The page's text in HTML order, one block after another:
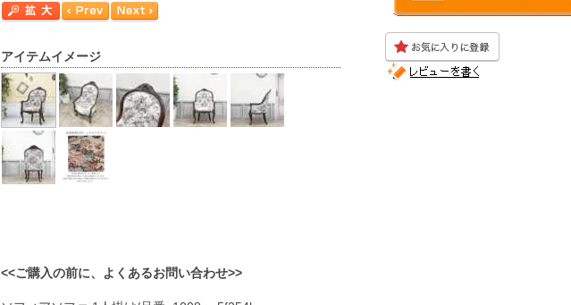
アイテムイメージ
<<ご購入の前に、よくあるお問い合わせ>>